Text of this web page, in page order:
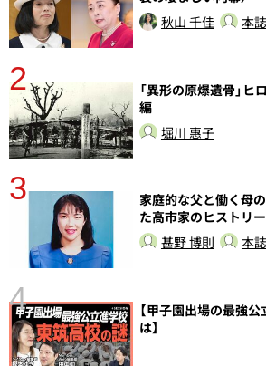
秋山 千佳
本
2
「異形の原爆遺骨」
編
堀川 惠子
3
家庭的な父と働く母
た高市家のヒストリー
甚野 博則
本
4
【甲子園出場の最強
は】